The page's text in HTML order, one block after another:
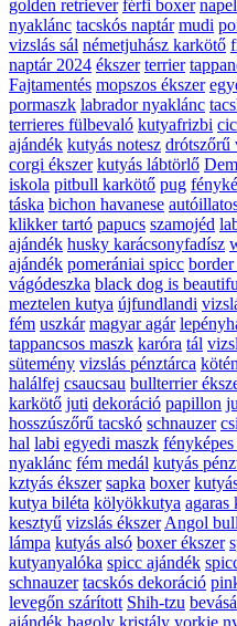
golden retriever férfi boxer
nyaklánc tacskós naptár mudi
vizslás sál németjuhász karkötő
naptár 2024 ékszer terrier
Fajtamentés mopszos ékszer
pormaszk labrador nyaklánc
terrieres fülbevaló kutyafrizbi
ajándék kutyás notesz drótszőrű
corgi ékszer kutyás lábtörlő
iskola pitbull karkötő pug
táska bichon havanese
klikker tartó papucs szamojéd
ajándék husky karácsonyfadísz
ajándék pomerániai spicc
vágódeszka black dog is
meztelen kutya újfundlandi
fém uszkár magyar agár
tappancsos maszk karóra tál
sütemény vizslás pénztárca
halálfej csaucsau bullterrier
karkötő juti dekoráció papillon
hosszúszőrű tacskó schnauzer
hal labi egyedi maszk
nyaklánc fém medál kutyás
kztyás ékszer sapka boxer
kutya biléta kölyökkutya agaras
kesztyű vizslás ékszer Angol
lámpa kutyás alsó boxer ékszer
kutyanyalóka spicc ajándék
schnauzer tacskós dekoráció
levegőn szárított Shih-tzu
ajándék bagoly kristály yorkie